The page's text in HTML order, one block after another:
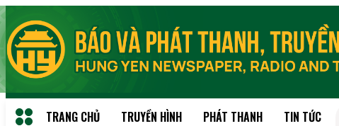
TRANG CHỦ TRUYỀN HÌNH PHÁT THANH TIN TỨC